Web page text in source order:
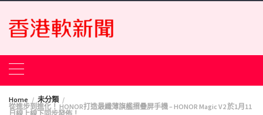
Skip
content
Home
未分類
從進步到進化！ HONOR打造最纖薄旗艦摺疊屏手機 – HONOR Magic V2 於1月11